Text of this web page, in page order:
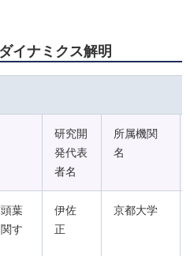
イナミクス解明
研究開
発代表
者名
所属機関
名
葉
す
伊佐
正
京都大学